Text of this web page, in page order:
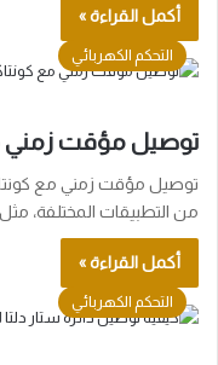
أكمل القراءة »
التحكم الكهربائي
توصيل مؤقت زمني
توصيل مؤقت زمني مع
من التطبيقات المختلفة،
أكمل القراءة »
التحكم الكهربائي